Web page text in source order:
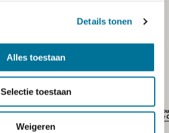
Details tonen
Alles toestaan
Selectie toestaan
Weigeren